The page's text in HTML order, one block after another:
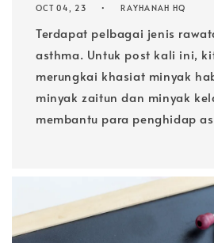
OCT 04, 23 RAYHANAH HQ
Terdapat pelbagai jenis
asthma. Untuk post kali ini,
merungkai khasiat minyak
minyak zaitun dan minyak
membantu para penghidap